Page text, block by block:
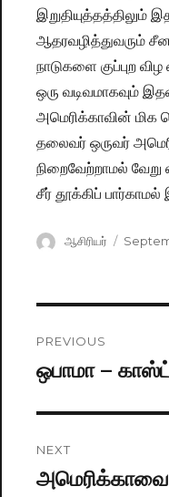
ஆதரவழித்துவரும்
நாடுகளை குப்புற
ஒரு வடிவமாகவும்
அமெரிக்காவின் மிக
தலைவர் ஒருவர்
நிறைவேற்றாமல்
சீர் தூக்கிப்
Author
ஆசிரியர்
Posted
navigation
PREVIOUS
Previous
ஒபாமா –
NEXT
Next